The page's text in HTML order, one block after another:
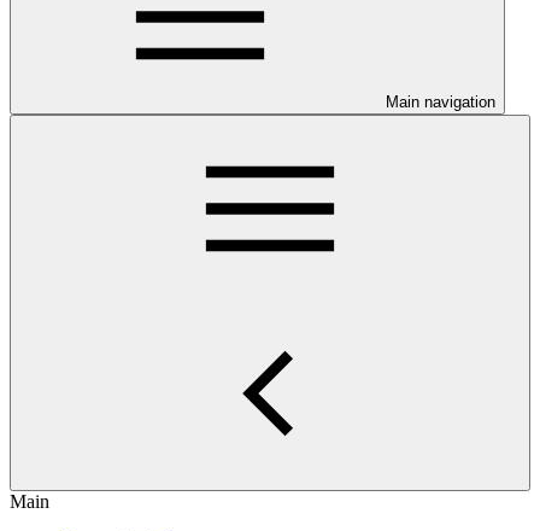
Main navigation
Main